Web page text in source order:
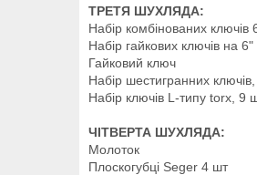
ТРЕТЯ ШУХЛЯДА:
Набір комбінованих
Набір гайкових ключів на 6"
Гайковий ключ
Набір шестигранних
Набір ключів L-типу torx, 9
ЧІТВЕРТА ШУХЛЯДА:
Молоток
Плоскогубці Seger 4 шт